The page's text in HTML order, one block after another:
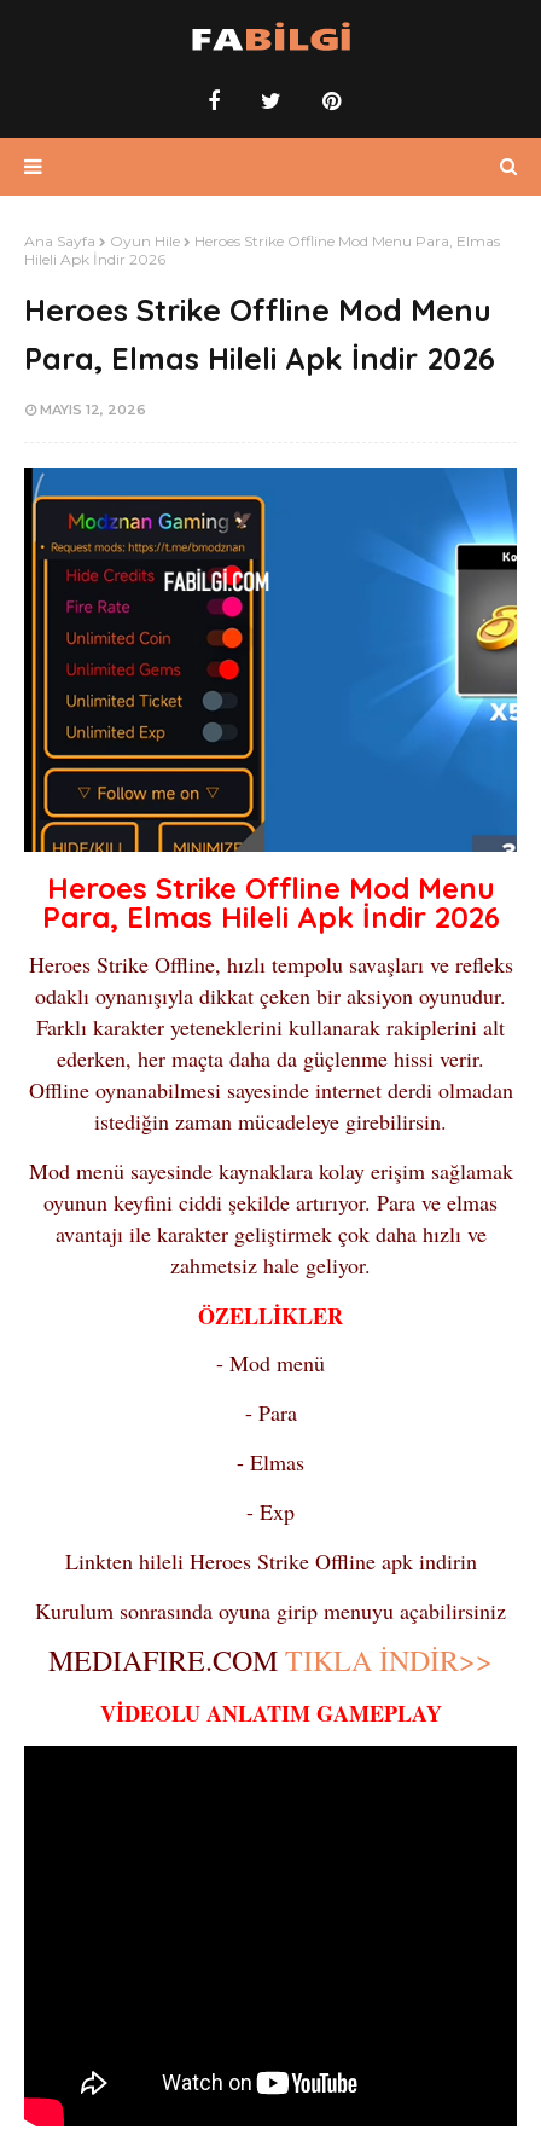
Ana Sayfa Oyun Hile
Heroes Strike Offline Mod Menu Para, Elmas
Hileli Apk İndir 2026
Heroes Strike Offline Mod Menu
Para, Elmas Hileli Apk İndir 2026
MAYIS 12, 2026
Heroes Strike Offline Mod Menu
Para, Elmas Hileli Apk İndir 2026
Heroes Strike Offline, hızlı tempolu savaşları ve refleks
odaklı oynanışıyla dikkat çeken bir aksiyon oyunudur.
Farklı karakter yeteneklerini kullanarak rakiplerini alt
ederken, her maçta daha da güçlenme hissi verir.
Offline oynanabilmesi sayesinde internet derdi olmadan
istediğin zaman mücadeleye girebilirsin.
Mod menü sayesinde kaynaklara kolay erişim sağlamak
oyunun keyfini ciddi şekilde artırıyor. Para ve elmas
avantajı ile karakter geliştirmek çok daha hızlı ve
zahmetsiz hale geliyor.
ÖZELLİKLER
- Mod menü
- Para
- Elmas
- Exp
Linkten hileli Heroes Strike Offline apk indirin
Kurulum sonrasında oyuna girip menuyu açabilirsiniz
MEDIAFIRE.COMTIKLA İNDİR>>
VİDEOLU ANLATIM GAMEPLAY